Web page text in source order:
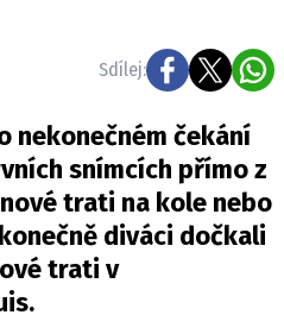
Sdílej:
nekonečném čekání
snímcích přímo z
trati na kole nebo
diváci dočkali
trati v